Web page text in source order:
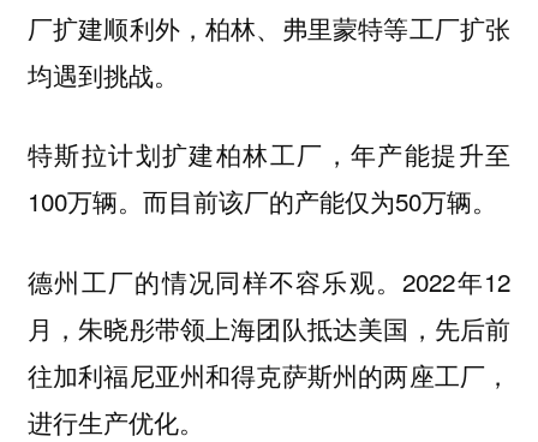
厂扩建顺利外，柏林、弗里蒙特等工厂扩张
均遇到挑战。
特斯拉计划扩建柏林工厂，年产能提升至
100万辆。而目前该厂的产能仅为50万辆。
德州工厂的情况同样不容乐观。2022年12
月，朱晓彤带领上海团队抵达美国，先后前
往加利福尼亚州和得克萨斯州的两座工厂，
进行生产优化。